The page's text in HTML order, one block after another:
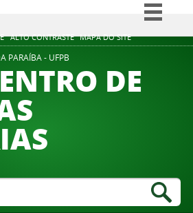
ALTO CONTRASTE MAPA DO SITE
Simplifique!
Participe
PARAÍBA - UFPB
DE